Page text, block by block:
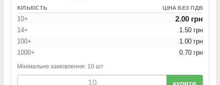
КІЛЬКІСТЬ ЦІНА БЕЗ ПДВ
10+ 2.00 грн
14+
1.50 грн
100+
1.00 грн
1000+
0.70 грн
Мінімальне замовлення: 10 шт
купити